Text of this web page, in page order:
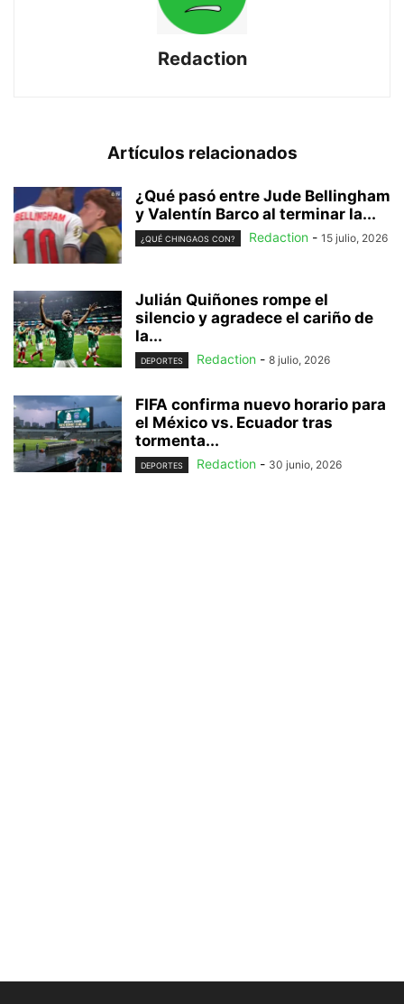
Redaction
Artículos relacionados
¿Qué pasó entre Jude Bellingham
y Valentín Barco al terminar la...
¿QUÉ CHINGAOS CON? Redaction - 15 julio, 2026
Julián Quiñones rompe el
silencio y agradece el cariño de
la...
DEPORTES Redaction - 8 julio, 2026
FIFA confirma nuevo horario para
el México vs. Ecuador tras
tormenta...
DEPORTES Redaction - 30 junio, 2026